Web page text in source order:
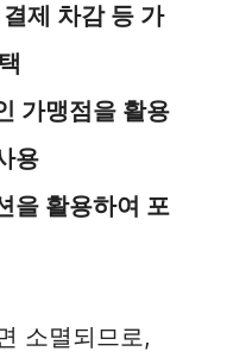
제 차감 등 가
가맹점을 활용
용
을 활용하여 포
소멸되므로,